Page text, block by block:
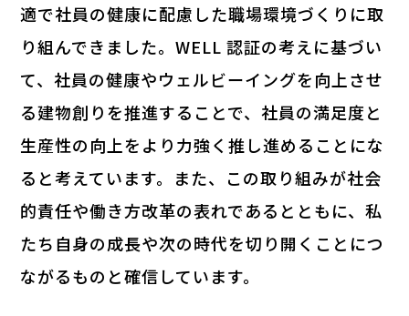
適で社員の健康に配慮した職場環境づくりに取
り組んできました。WELL 認証の考えに基づい
て、社員の健康やウェルビーイングを向上させ
る建物創りを推進することで、社員の満足度と
生産性の向上をより力強く推し進めることにな
ると考えています。また、この取り組みが社会
的責任や働き方改革の表れであるとともに、私
たち自身の成長や次の時代を切り開くことにつ
ながるものと確信しています。